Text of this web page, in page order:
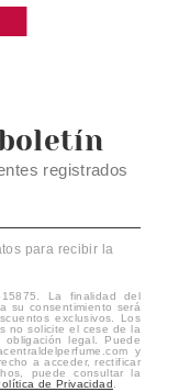
registrados
para recibir la
La finalidad del
su consentimiento será
exclusivos. Los
no solicite el cese de la
legal. Puede
y
a acceder, rectificar
puede consultar la
de Privacidad